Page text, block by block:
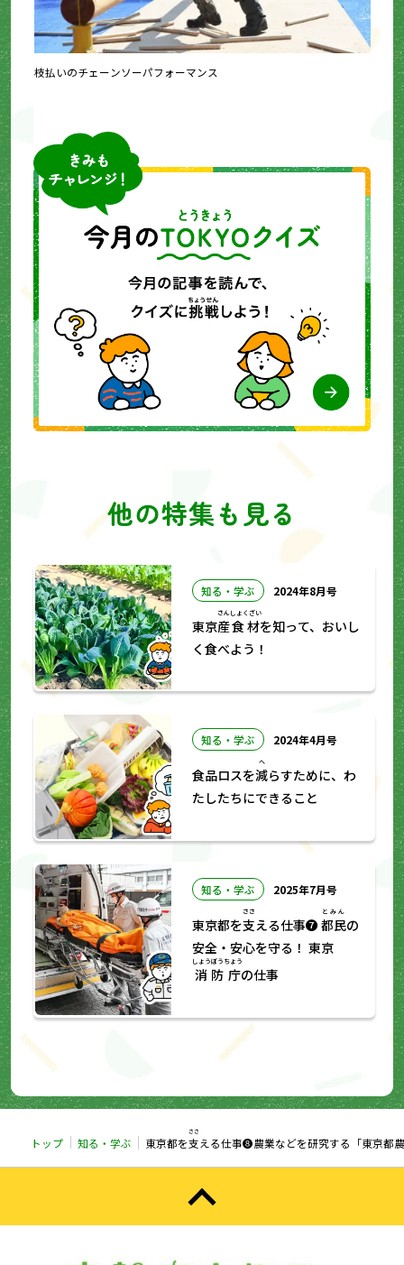
枝払いのチェーンソーパフォーマンス
他の特集も見る
知る・学ぶ 2024年8月号
東京産
さん
食材
しょくざい
を知って、おいし
く食べよう！
知る・学ぶ 2024年4月号
食品ロスを減
へ
らすために、わ
たしたちにできること
知る・学ぶ 2025年7月号
東京都を支
ささ
える仕事❼都民
とみん
の
安全・安心を守る！ 東京
消防庁
しょうぼうちょう
の仕事
トップ 知る・学ぶ 東京都を支
ささ
える仕事❽農業などを研究する「東京都